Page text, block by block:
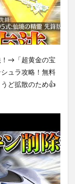
！→「超黄金の宝
ュラ攻略！無料
ど拡散のため👍